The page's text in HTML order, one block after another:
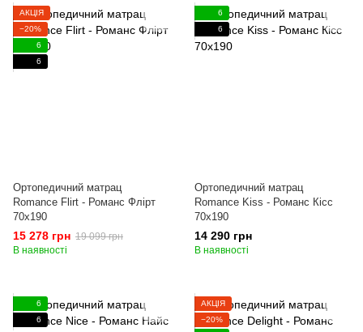
АКЦІЯ
−20%
6
6
Ортопедичний матрац
Romance Flirt - Романс Флірт
70x190
15 278 грн 19 099 грн
В наявності
6
6
Ортопедичний матрац
Romance Kiss - Романс Кісс
70x190
14 290 грн
В наявності
6
6
АКЦІЯ
−20%